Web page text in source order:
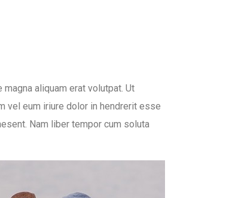
aliquam erat volutpat. Ut
vel eum iriure dolor in hendrerit esse
Nam liber tempor cum soluta